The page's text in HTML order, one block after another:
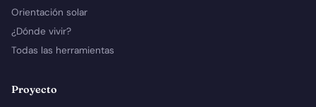
Orientación solar
¿Dónde vivir?
Todas las herramientas
Proyecto